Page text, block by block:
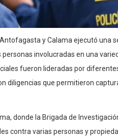
Antofagasta y Calama ejecutó
involucradas en una
fueron lideradas por
diligencias que permitieron
donde la Brigada de
contra varias personas y